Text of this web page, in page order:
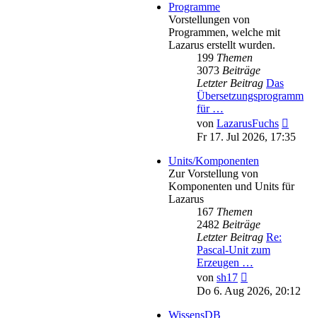
Programme
Vorstellungen von
Programmen, welche mit
Lazarus erstellt wurden.
199 Themen
3073 Beiträge
Letzter Beitrag Das
Übersetzungsprogramm
für …
von LazarusFuchs
Fr 17. Jul 2026, 17:35
Units/Komponenten
Zur Vorstellung von
Komponenten und Units für
Lazarus
167 Themen
2482 Beiträge
Letzter Beitrag Re:
Pascal-Unit zum
Erzeugen …
von sh17
Beitrag
Do 6. Aug 2026, 20:12
WissensDB